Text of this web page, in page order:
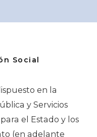
Social
en la
y Servicios
el Estado y los
(en adelante